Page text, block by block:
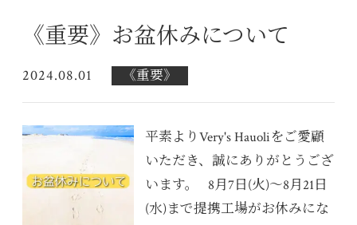
《重要》お盆休みについて
2024.08.01 《重要》
平素よりVery's Hauoliをご愛顧
いただき、誠にありがとうござ
います。 8月7日(火)〜8月21日
(水)まで提携工場がお休みにな